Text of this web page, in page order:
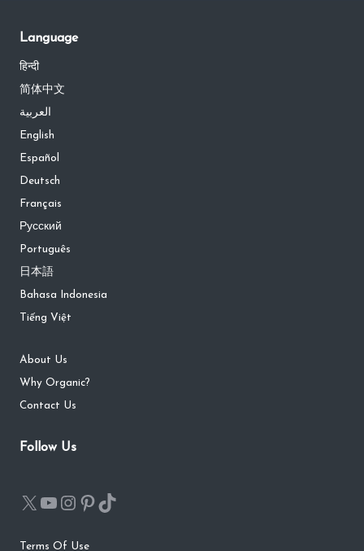
Language
हिन्दी
简体中文
العربية
English
Español
Deutsch
Français
Русский
Português
日本語
Bahasa Indonesia
Tiếng Việt
About Us
Why Organic?
Contact Us
Follow Us
Terms Of Use